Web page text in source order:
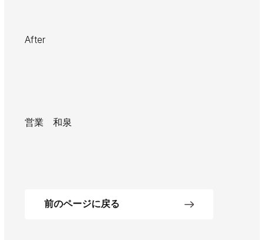
After
営業 和泉
前のページに戻る